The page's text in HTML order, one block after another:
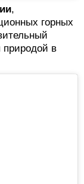
,
горных
природой в